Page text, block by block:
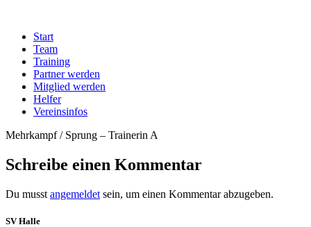
Start
Team
Training
Partner werden
Mitglied werden
Helfer
Vereinsinfos
Mehrkampf / Sprung – Trainerin A
Schreibe einen Kommentar
Du musst angemeldet sein, um einen Kommentar abzugeben.
SV Halle